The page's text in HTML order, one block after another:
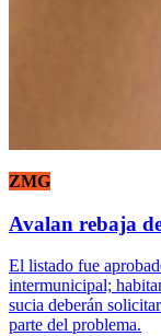
ZMG
Avalan rebaja
El listado fue
intermunicipal;
sucia deberán
parte del problema.